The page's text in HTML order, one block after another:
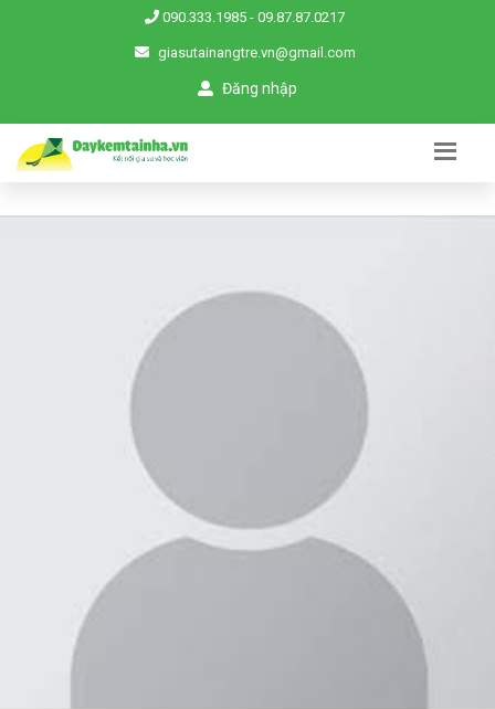
090.333.1985 - 09.87.87.0217
giasutainangtre.vn@gmail.com
Đăng nhập